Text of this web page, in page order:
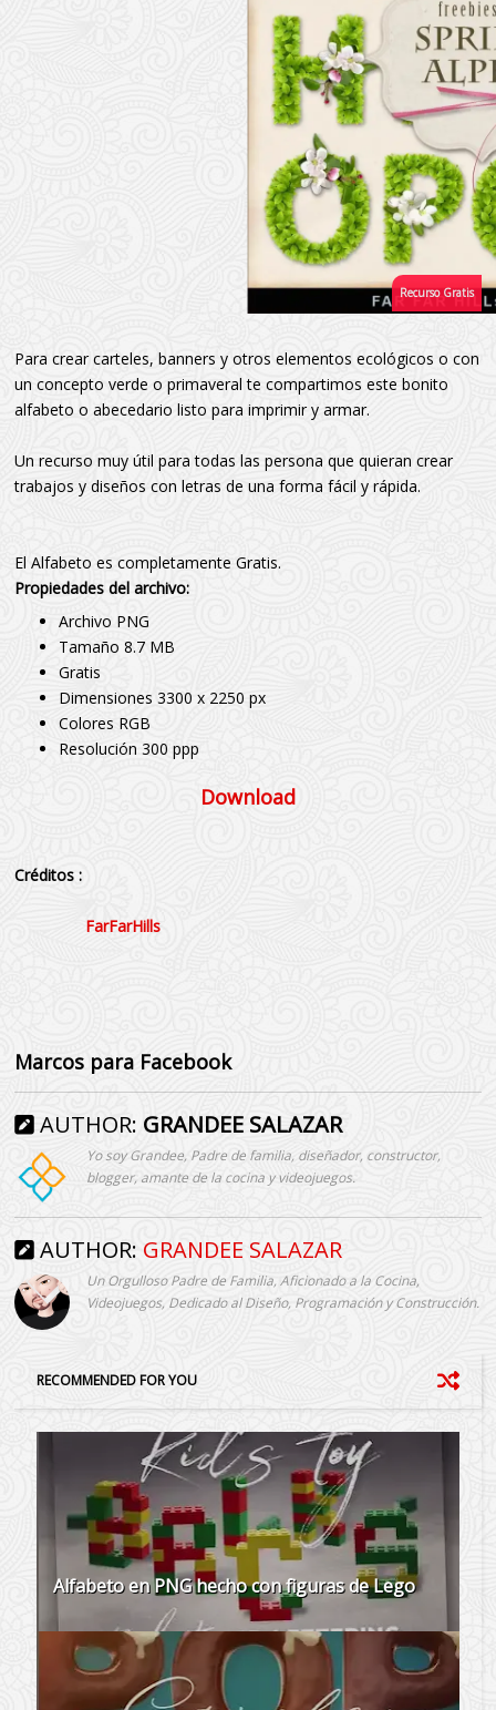
Para crear carteles, banners y otros elementos ecológicos o con
un concepto verde o primaveral te compartimos este bonito
alfabeto o abecedario listo para imprimir y armar.
Un recurso muy útil para todas las persona que quieran crear
trabajos y diseños con letras de una forma fácil y rápida.
El Alfabeto es completamente Gratis.
Propiedades del archivo:
Archivo PNG
Tamaño 8.7 MB
Gratis
Dimensiones 3300 x 2250 px
Colores RGB
Resolución 300 ppp
Download
Créditos :
FarFarHills
Marcos para Facebook
AUTHOR: GRANDEE SALAZAR
Yo soy Grandee, Padre de familia, diseñador, constructor,
blogger, amante de la cocina y videojuegos.
AUTHOR: GRANDEE SALAZAR
Un Orgulloso Padre de Familia, Aficionado a la Cocina,
Videojuegos, Dedicado al Diseño, Programación y Construcción.
RECOMMENDED FOR YOU
Alfabeto en PNG hecho con figuras de Lego